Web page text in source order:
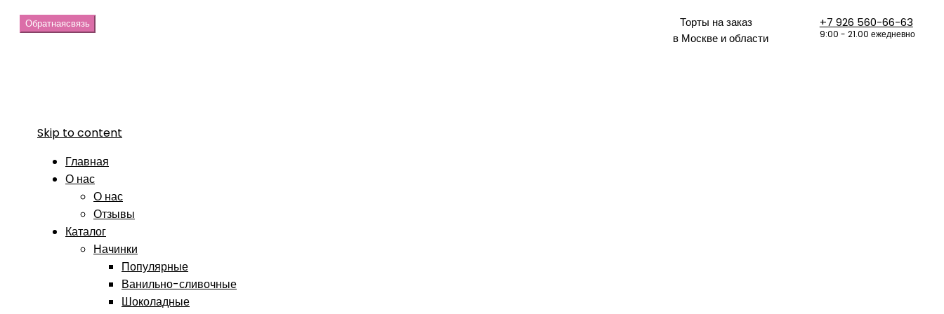
Обратнаясвязь +7 926 560-66-63
9:00 - 21.00 ежедневно
Торты на заказ
в Москве и области
Skip to content
Главная
О нас
О нас
Отзывы
Каталог
Начинки
Популярные
Ванильно-сливочные
Шоколадные